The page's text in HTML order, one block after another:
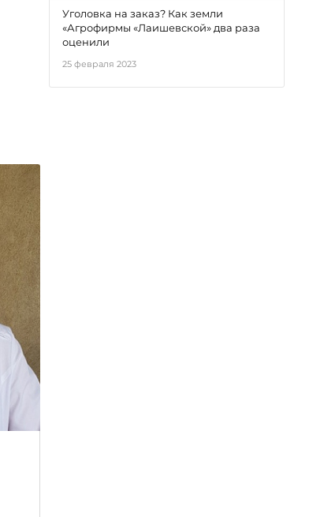
Уголовка на заказ? Как земли
«Агрофирмы «Лаишевской» два раза
оценили
25 февраля 2023